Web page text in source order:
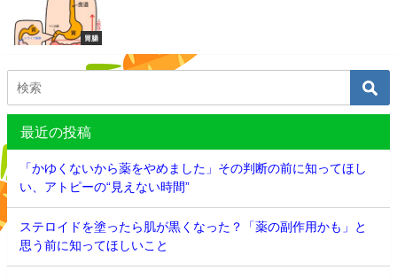
胃腸
最近の投稿
「かゆくないから薬をやめました」その判断の前に知ってほし
い、アトピーの“見えない時間”
ステロイドを塗ったら肌が黒くなった？「薬の副作用かも」と
思う前に知ってほしいこと